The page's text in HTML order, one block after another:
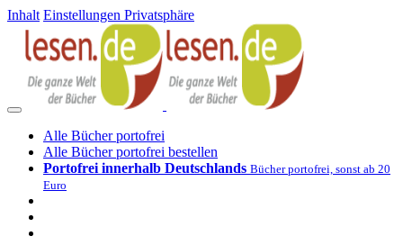
Inhalt Einstellungen Privatsphäre
Alle Bücher portofrei
Alle Bücher portofrei bestellen
Portofrei innerhalb Deutschlands Bücher portofrei, sonst ab 20
Euro